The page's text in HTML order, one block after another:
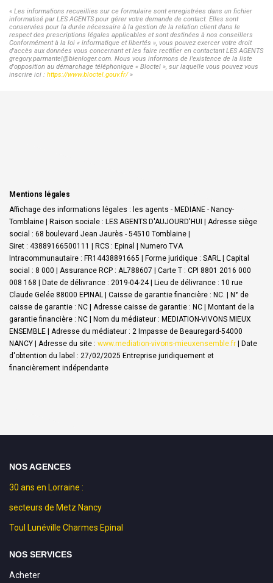
« Les informations recueillies sur ce formulaire sont enregistrées dans un fichier
informatisé par LES AGENTS pour gérer votre demande de contact. Elles sont
conservées pour la durée nécessaire à la gestion de la relation client dans le
respect des prescriptions légales applicables et sont destinées à nos conseillers
Conformément à la loi « informatique et libertés », vous pouvez exercer votre droit
d'accès aux données vous concernant et les faire rectifier en contactant LES AGENTS
gregory.parmantel@bienloger.com. Nous vous informons de l'existence de la liste
d'opposition au démarchage téléphonique « Bloctel », sur laquelle vous pouvez vous
inscrire ici : https://www.bloctel.gouv.fr/»
Mentions légales
Affichage des informations légales : les agents - MEDIANE - Nancy-
Tomblaine | Raison sociale : LES AGENTS D'AUJOURD'HUI | Adresse siège
social : 68 boulevard Jean Jaurès - 54510 Tomblaine |
Siret : 43889166500111 | RCS : Epinal | Numero TVA
Intracommunautaire : FR14438891665 | Forme juridique : SARL | Capital
social : 8 000 | Assurance RCP : AL788607 | Carte T : CPI 8801 2016 000
008 168 | Date de délivrance : 2019-04-24 | Lieu de délivrance : 10 rue
Claude Gelée 88000 EPINAL | Caisse de garantie financière : NC. | N° de
caisse de garantie : NC | Adresse caisse de garantie : NC | Montant de la
garantie financière : NC | Nom du médiateur : MEDIATION-VIVONS MIEUX
ENSEMBLE | Adresse du médiateur : 2 Impasse de Beauregard-54000
NANCY | Adresse du site : www.mediation-vivons-mieuxensemble.fr | Date
d'obtention du label : 27/02/2025 Entreprise juridiquement et
financièrement indépendante
NOS AGENCES
30 ans en Lorraine :
secteurs de Metz Nancy
Toul Lunéville Charmes Epinal
NOS SERVICES
Acheter